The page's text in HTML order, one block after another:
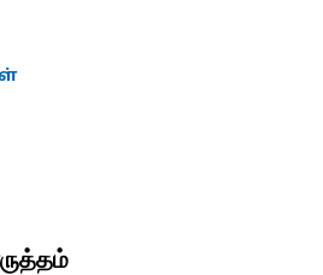
power for reliable fastening.
is used in conjunction with impact